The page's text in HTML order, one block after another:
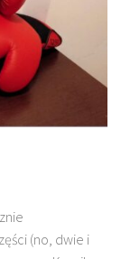
(no, dwie i